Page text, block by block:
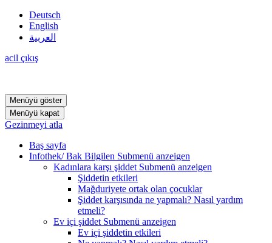
Deutsch
English
العربية
acil çıkış
Menüyü göster
Menüyü kapat
Gezinmeyi atla
Baş sayfa
Infothek/ Bak Bilgilen Submenü anzeigen
Kadınlara karşı şiddet Submenü anzeigen
Şiddetin etkileri
Mağduriyete ortak olan çocuklar
Şiddet karşısında ne yapmalı? Nasıl yardım
etmeli?
Ev içi şiddet Submenü anzeigen
Ev içi şiddetin etkileri